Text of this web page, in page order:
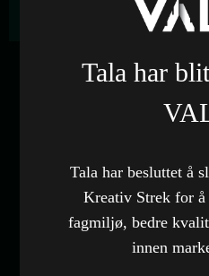
Besøk nettside
Tala har
Tala har besluttet å
Kreativ Strek for å
fagmiljø, bedre
innen